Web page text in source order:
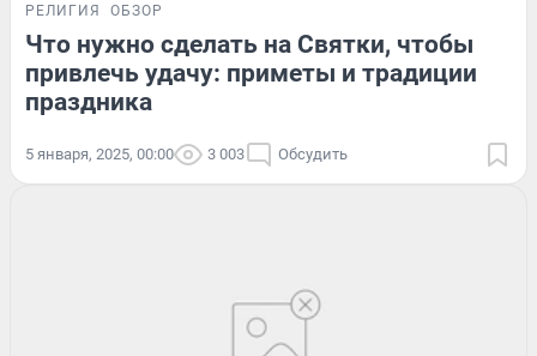
РЕЛИГИЯ ОБЗОР
Что нужно сделать на Святки, чтобы
привлечь удачу: приметы и традиции
праздника
5 января, 2025, 00:00 3 003 Обсудить